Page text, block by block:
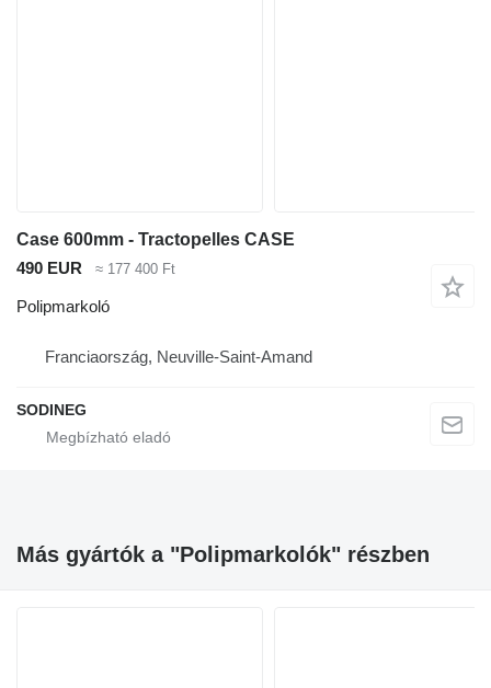
Case 600mm - Tractopelles CASE
490 EUR
≈ 177 400 Ft
Polipmarkoló
Franciaország, Neuville-Saint-Amand
SODINEG
Más gyártók a "Polipmarkolók" részben